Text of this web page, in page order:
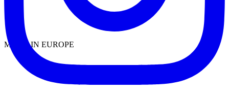
MADE IN EUROPE